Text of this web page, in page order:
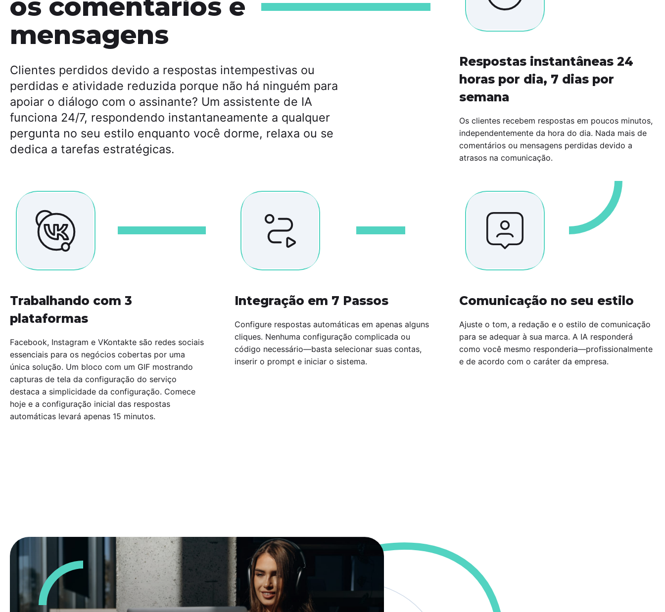
os comentários e
mensagens
Clientes perdidos devido a respostas intempestivas ou
perdidas e atividade reduzida porque não há ninguém para
apoiar o diálogo com o assinante? Um assistente de IA
funciona 24/7, respondendo instantaneamente a qualquer
pergunta no seu estilo enquanto você dorme, relaxa ou se
dedica a tarefas estratégicas.
Respostas instantâneas 24
horas por dia, 7 dias por
semana
Os clientes recebem respostas em poucos minutos,
independentemente da hora do dia. Nada mais de
comentários ou mensagens perdidas devido a
atrasos na comunicação.
Trabalhando com 3
plataformas
Facebook, Instagram e VKontakte são redes sociais
essenciais para os negócios cobertas por uma
única solução. Um bloco com um GIF mostrando
capturas de tela da configuração do serviço
destaca a simplicidade da configuração. Comece
hoje e a configuração inicial das respostas
automáticas levará apenas 15 minutos.
Integração em 7 Passos
Configure respostas automáticas em apenas alguns
cliques. Nenhuma configuração complicada ou
código necessário—basta selecionar suas contas,
inserir o prompt e iniciar o sistema.
Comunicação no seu estilo
Ajuste o tom, a redação e o estilo de comunicação
para se adequar à sua marca. A IA responderá
como você mesmo responderia—profissionalmente
e de acordo com o caráter da empresa.